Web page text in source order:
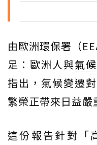
由歐洲環保署（
足：歐洲人與氣
指出，氣候變遷
繁榮正帶來日益嚴
這份報告針對「